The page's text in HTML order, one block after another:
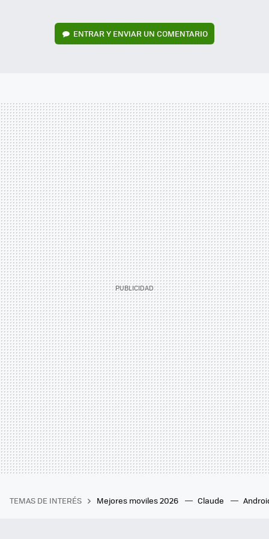
ENTRAR Y ENVIAR UN COMENTARIO
TEMAS DE INTERÉS Mejores moviles 2026 Claude